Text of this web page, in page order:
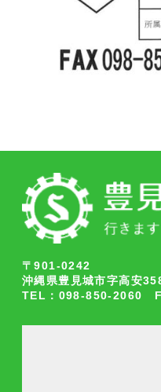
〒901-0242
沖縄県豊見城市字高安
TEL：098-850-2060